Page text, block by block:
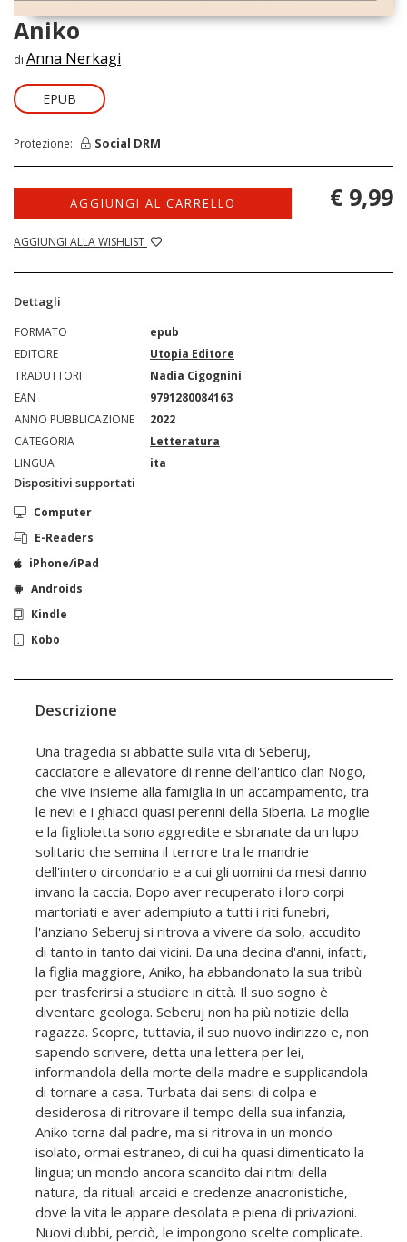
Aniko
di Anna Nerkagi
EPUB
Protezione: Social DRM
AGGIUNGI AL CARRELLO
AGGIUNGI ALLA WISHLIST
€ 9,99
Dettagli
FORMATO
epub
EDITORE
Utopia Editore
TRADUTTORI
Nadia Cigognini
EAN
9791280084163
ANNO PUBBLICAZIONE
2022
CATEGORIA
Letteratura
LINGUA
ita
Dispositivi supportati
Computer
E-Readers
iPhone/iPad
Androids
Kindle
Kobo
Descrizione
Una tragedia si abbatte sulla vita di Seberuj,
cacciatore e allevatore di renne dell'antico clan Nogo,
che vive insieme alla famiglia in un accampamento, tra
le nevi e i ghiacci quasi perenni della Siberia. La moglie
e la figlioletta sono aggredite e sbranate da un lupo
solitario che semina il terrore tra le mandrie
dell'intero circondario e a cui gli uomini da mesi danno
invano la caccia. Dopo aver recuperato i loro corpi
martoriati e aver adempiuto a tutti i riti funebri,
l'anziano Seberuj si ritrova a vivere da solo, accudito
di tanto in tanto dai vicini. Da una decina d'anni, infatti,
la figlia maggiore, Aniko, ha abbandonato la sua tribù
per trasferirsi a studiare in città. Il suo sogno è
diventare geologa. Seberuj non ha più notizie della
ragazza. Scopre, tuttavia, il suo nuovo indirizzo e, non
sapendo scrivere, detta una lettera per lei,
informandola della morte della madre e supplicandola
di tornare a casa. Turbata dai sensi di colpa e
desiderosa di ritrovare il tempo della sua infanzia,
Aniko torna dal padre, ma si ritrova in un mondo
isolato, ormai estraneo, di cui ha quasi dimenticato la
lingua; un mondo ancora scandito dai ritmi della
natura, da rituali arcaici e credenze anacronistiche,
dove la vita le appare desolata e piena di privazioni.
Nuovi dubbi, perciò, le impongono scelte complicate.